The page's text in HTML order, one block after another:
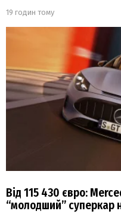
19 годин тому
Від 115 430 євро:
“молодший” суперкар